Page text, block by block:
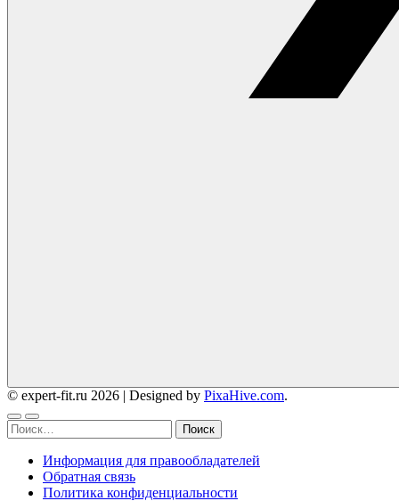
© expert-fit.ru 2026 | Designed by PixaHive.com.
Найти:
Информация для правообладателей
Обратная связь
Политика конфиденциальности